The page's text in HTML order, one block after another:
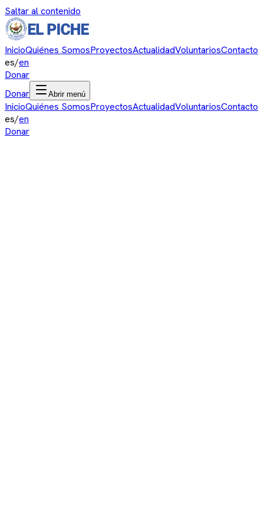
Saltar al contenido
InicioQuiénes SomosProyectosActualidadVoluntariosContacto
es/en
Donar
Donar
Abrir menú
InicioQuiénes SomosProyectosActualidadVoluntariosContacto
es/en
Donar